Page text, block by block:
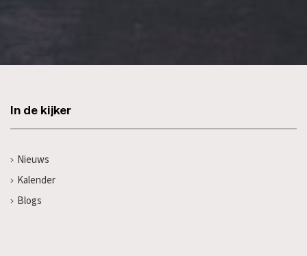
In de kijker
Nieuws
Kalender
Blogs